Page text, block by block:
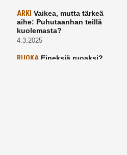
ARKI Vaikea, mutta tärkeä
aihe: Puhutaanhan teillä
kuolemasta?
4.3.2025
RUOKAEineksiä ruoaksi?